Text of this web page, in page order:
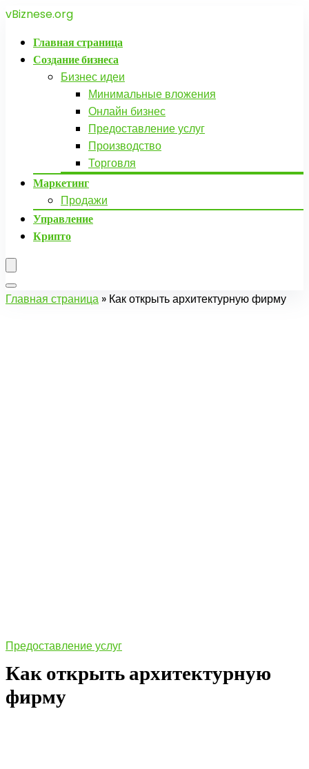
vBiznese.org
Главная страница
Создание бизнеса
Бизнес идеи
Минимальные вложения
Онлайн бизнес
Предоставление услуг
Производство
Торговля
Маркетинг
Продажи
Управление
Крипто
Главная страница » Как открыть архитектурную фирму
Предоставление услуг
Как открыть архитектурную
фирму